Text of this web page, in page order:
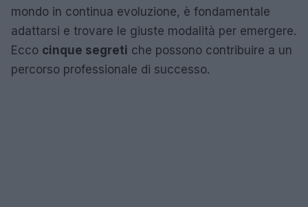
mondo in continua evoluzione, è fondamentale
adattarsi e trovare le giuste modalità per emergere.
Ecco cinque segreti che possono contribuire a un
percorso professionale di successo.